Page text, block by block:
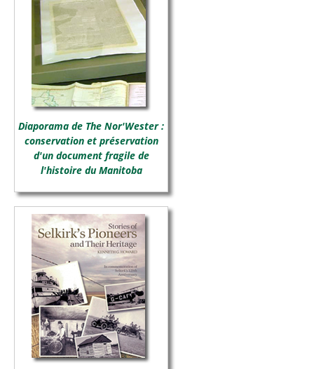
Diaporama de The Nor'Wester :
conservation et préservation
d'un document fragile de
l'histoire du Manitoba